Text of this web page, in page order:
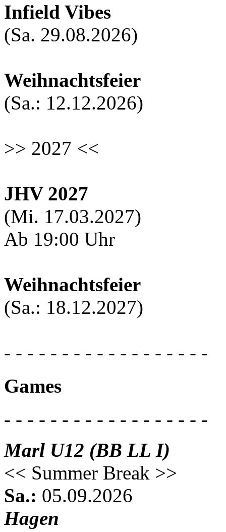
Infield Vibes
(Sa. 29.08.2026)
Weihnachtsfeier
(Sa.: 12.12.2026)
>> 2027 <<
JHV 2027
(Mi. 17.03.2027)
Ab 19:00 Uhr
Weihnachtsfeier
(Sa.: 18.12.2027)
- - - - - - - - - - - - - - - - - -
Games
- - - - - - - - - - - - - - - - - -
Marl U12 (BB LL I)
<< Summer Break >>
Sa.: 05.09.2026
Hagen